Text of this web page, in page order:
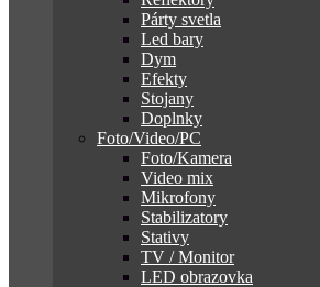
Párty svetla
Led bary
Dym
Efekty
Stojany
Doplnky
Foto/Video/PC
Foto/Kamera
Video mix
Mikrofony
Stabilizatory
Stativy
TV / Monitor
LED obrazovka